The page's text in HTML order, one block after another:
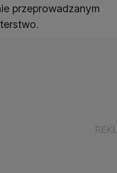
przeprowadzanym